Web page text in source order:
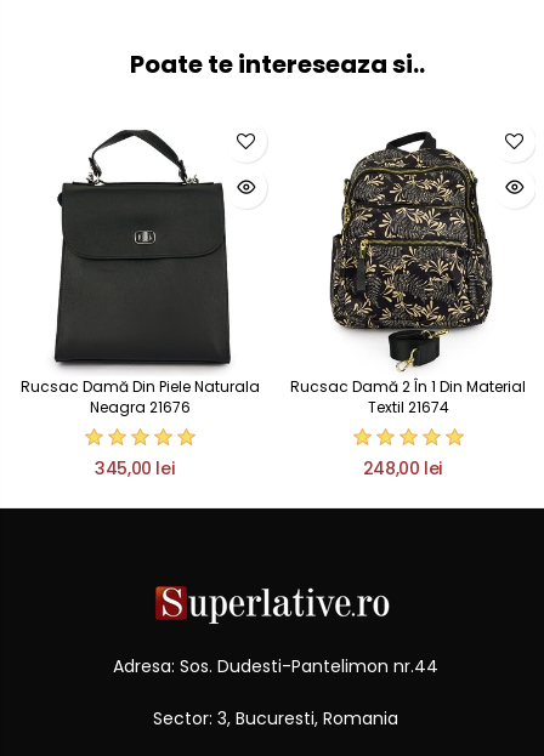
Poate te intereseaza si..
Rucsac Damă Din Piele Naturala
Neagra 21676
345,00 lei
Rucsac Damă 2 În 1 Din Material
Textil 21674
248,00 lei
Adresa: Sos. Dudesti-Pantelimon nr.44
Sector: 3, Bucuresti, Romania